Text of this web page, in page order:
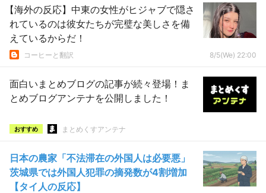
【海外の反応】中東の女性がヒジャブで隠さ
れているのは彼女たちが完璧な美しさを備
えているからだ！
コーヒーと翻訳 8/5(We) 22:00
面白いまとめブログの記事が続々登場！ま
とめブログアンテナを公開しました！
おすすめ まとめくすアンテナ
日本の農家「不法滞在の外国人は必要悪」
茨城県では外国人犯罪の摘発数が4割増加
【タイ人の反応】